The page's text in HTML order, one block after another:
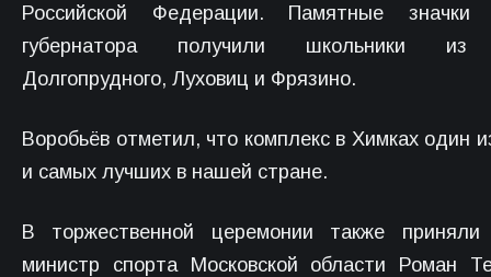
Российской Федерации. Памятные
губернатора получили школьники из
Долгопрудного, Луховиц и Фрязино.
Воробьёв отметил, что комплекс в Химках один
и самых лучших в нашей стране.
В торжественной церемонии также приняли
министр спорта Московской области Роман